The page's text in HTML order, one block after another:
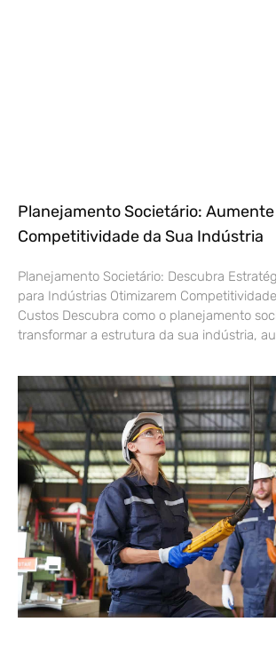
Planejamento Societário: Aumente
Competitividade da Sua Indústria
Planejamento Societário: Descubra
para Indústrias Otimizarem
Custos Descubra como o planejamento
transformar a estrutura da sua indústria,